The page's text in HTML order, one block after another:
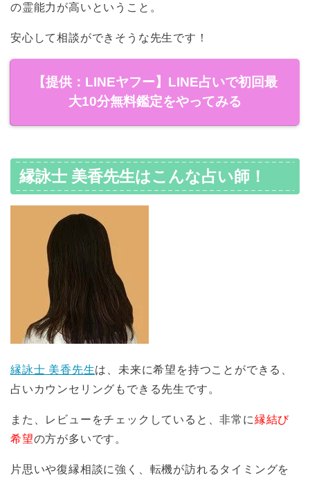
の霊能力が高いということ。
安心して相談ができそうな先生です！
【提供：LINEヤフー】LINE占いで初回最
大10分無料鑑定をやってみる
縁詠士 美香先生はこんな占い師！
縁詠士 美香先生は、未来に希望を持つことができる、
占いカウンセリングもできる先生です。
また、レビューをチェックしていると、非常に縁結び
希望の方が多いです。
片思いや復縁相談に強く、転機が訪れるタイミングを